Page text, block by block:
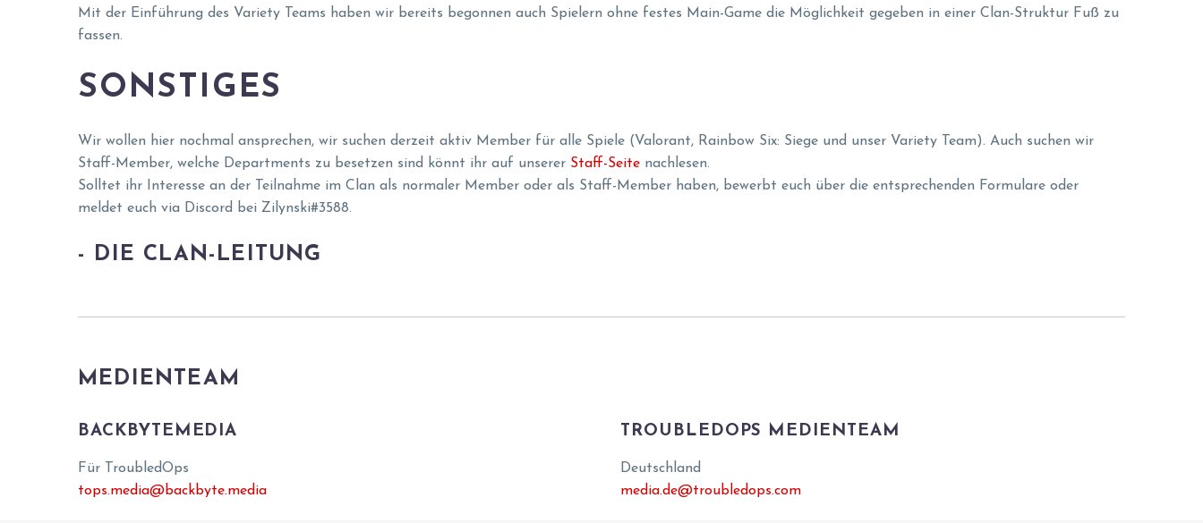
Mit der Einführung des Variety Teams haben wir bereits begonnen auch Spielern ohne festes Main-Game die Möglichkeit gegeben in einer Clan-Struktur Fuß zu
fassen.
SONSTIGES
Wir wollen hier nochmal ansprechen, wir suchen derzeit aktiv Member für alle Spiele (Valorant, Rainbow Six: Siege und unser Variety Team). Auch suchen wir
Staff-Member, welche Departments zu besetzen sind könnt ihr auf unserer Staff-Seite nachlesen.
Solltet ihr Interesse an der Teilnahme im Clan als normaler Member oder als Staff-Member haben, bewerbt euch über die entsprechenden Formulare oder
meldet euch via Discord bei Zilynski#3588.
- DIE CLAN-LEITUNG
MEDIENTEAM
BACKBYTEMEDIA
Für TroubledOps
tops.media@backbyte.media
TROUBLEDOPS MEDIENTEAM
Deutschland
media.de@troubledops.com